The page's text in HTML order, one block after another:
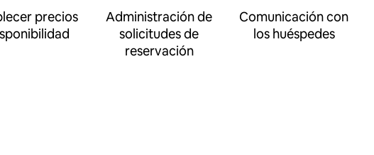
precios
Administración de
solicitudes de
reservación
Comunicación con
los huéspedes